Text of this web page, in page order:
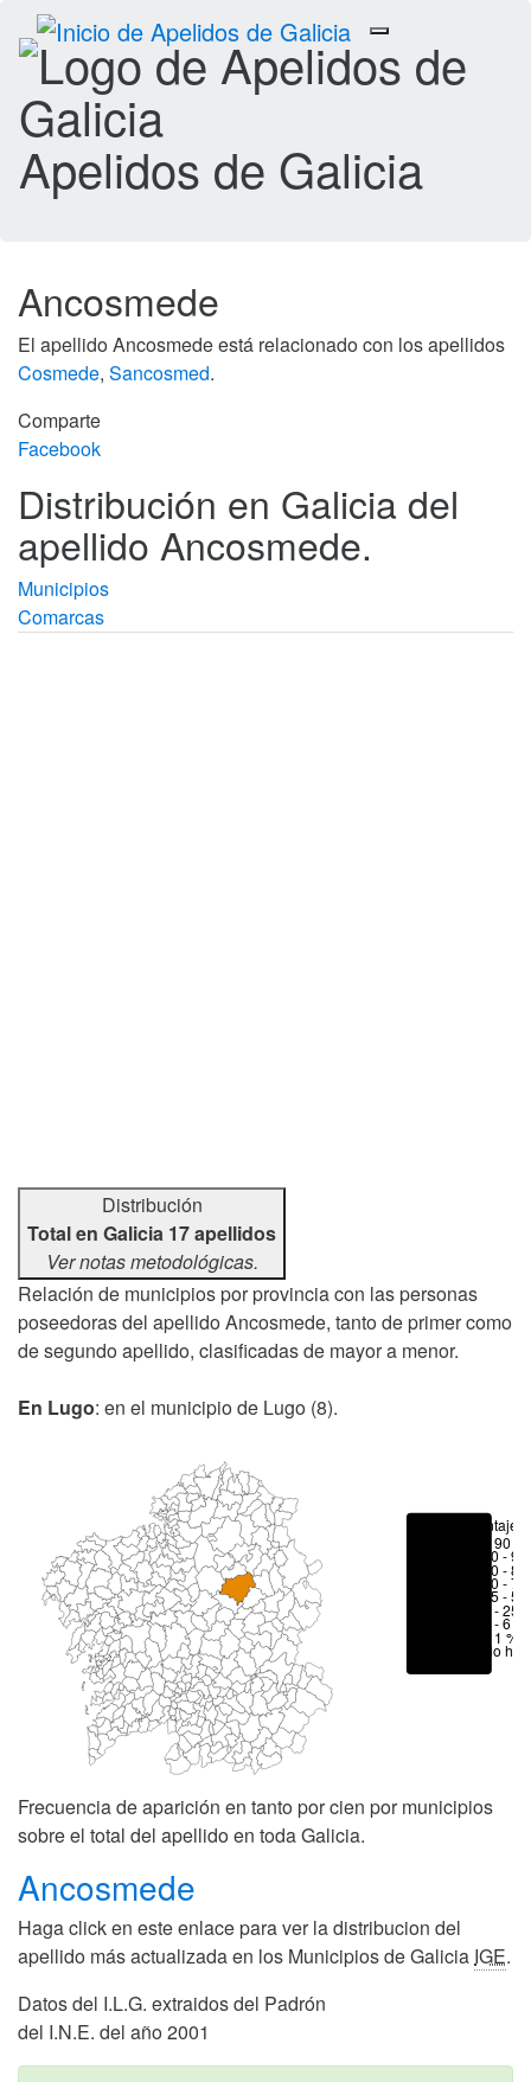
Toggle
navigation
Apelidos de Galicia
Ancosmede
El apellido Ancosmede está relacionado con los apellidos
Cosmede, Sancosmed.
Comparte
Facebook
Distribución en Galicia del
apellido Ancosmede.
Municipios
Comarcas
Distribución
Total en Galicia 17 apellidos
Ver notas metodológicas.
Relación de municipios por provincia con las personas
poseedoras del apellido Ancosmede, tanto de primer como
de segundo apellido, clasificadas de mayor a menor.
En Lugo: en el municipio de Lugo (8).
Porcentajes
> 90 %
80 -
70 -
50 -
25 -
6 - 25
1 - 6 %
< 1 %
No hay
Frecuencia de aparición en tanto por cien por municipios
sobre el total del apellido en toda Galicia.
Ancosmede
Haga click en este enlace para ver la distribucion del
apellido más actualizada en los Municipios de Galicia IGE.
Datos del I.L.G. extraidos del Padrón
del I.N.E. del año 2001